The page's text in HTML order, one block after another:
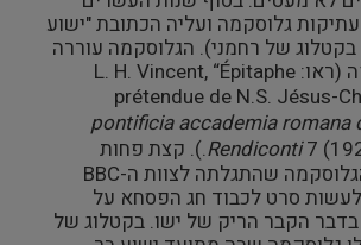
גלוסקמה ועליה הכתובת "ישוע
בר יהוסף" (מ' 9 בקטלוג של רחמני). הגלוסקמה עוררה
רעש רב באירופה (ראו: L. H. Vincent, “Épitaphe
prétendue de N.S. Jésus-
pontificia accademia romana
Rendiconti7 (1929-31) 213-39.). קצת פחות
מהומה עוררה הגלוסקמה שהתגלתה לצוות ה-BBC
שבאו ב- 1996 לעשות סרט לכבוד חג הפסחא על
הקבר הריק של ישו. בקטלוג של